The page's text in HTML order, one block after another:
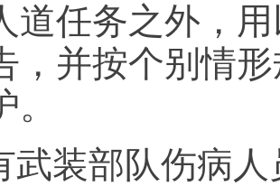
道任务之外，
，并按个别情
武装部队伤病